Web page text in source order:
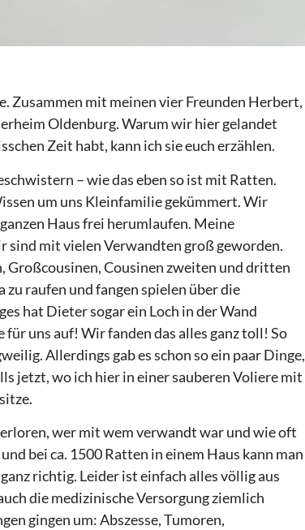
Zusammen mit meinen vier Freunden Herbert,
Oldenburg. Warum wir hier gelandet
Zeit habt, kann ich sie euch erzählen.
– wie das eben so ist mit Ratten.
um uns Kleinfamilie gekümmert. Wir
Haus frei herumlaufen. Meine
sind mit vielen Verwandten groß geworden.
Großcousinen, Cousinen zweiten und dritten
raufen und fangen spielen über die
hat Dieter sogar ein Loch in der Wand
uns auf! Wir fanden das alles ganz toll! So
Allerdings gab es schon so ein paar Dinge,
jetzt, wo ich hier in einer sauberen Voliere mit
wer mit wem verwandt war und wie oft
bei ca. 1500 Ratten in einem Haus kann man
richtig. Leider ist einfach alles völlig aus
die medizinische Versorgung ziemlich
gingen um: Abszesse, Tumoren,